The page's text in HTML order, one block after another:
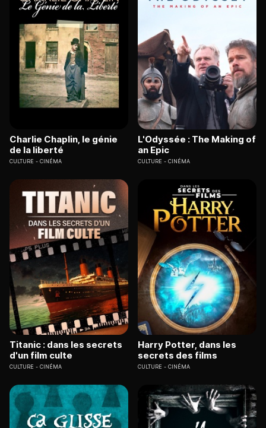
Charlie Chaplin, le génie
de la liberté
CULTURE CINÉMA
L'Odyssée : The Making of
an Epic
CULTURE CINÉMA
Titanic : dans les secrets
d'un film culte
CULTURE CINÉMA
Harry Potter, dans les
secrets des films
CULTURE CINÉMA